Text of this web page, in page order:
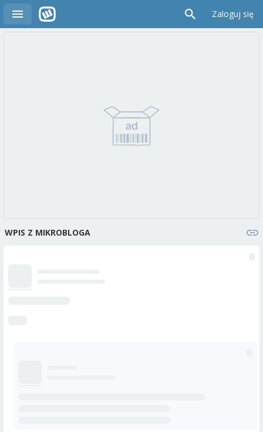
Zaloguj się
WPIS Z MIKROBLOGA